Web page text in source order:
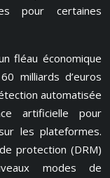
pour certaines
fléau économique
milliards d’euros
automatisée
artificielle pour
les plateformes.
protection (DRM)
modes de